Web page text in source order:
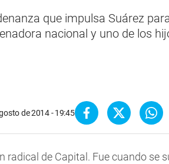
que impulsa Suárez
nacional y uno de los
de 2014 - 19:45
radical de Capital. Fue cuando se